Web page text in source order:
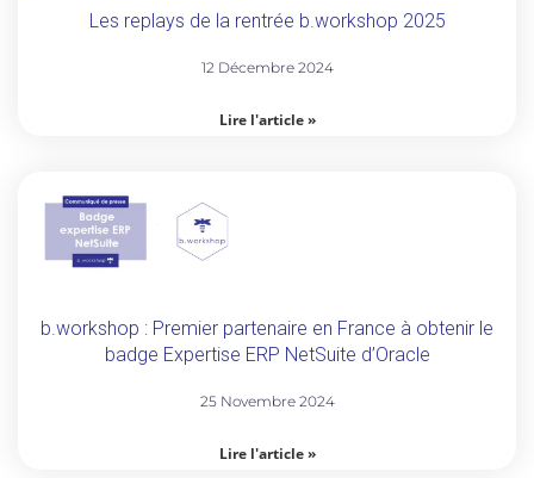
Les replays de la rentrée b.workshop 2025
12 Décembre 2024
Lire l'article »
b.workshop : Premier partenaire en France à obtenir le
badge Expertise ERP NetSuite d’Oracle
25 Novembre 2024
Lire l'article »